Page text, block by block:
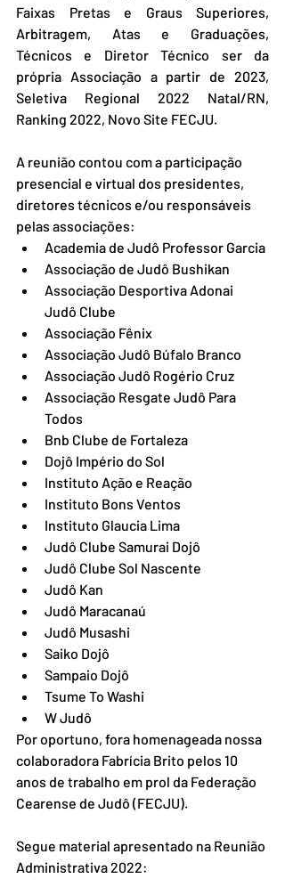
Faixas Pretas e Graus Superiores,
Arbitragem, Atas e Graduações,
Técnicos e Diretor Técnico ser da
própria Associação a partir de 2023,
Seletiva Regional 2022 Natal/RN,
Ranking 2022, Novo Site FECJU.
A reunião contou com a participação
presencial e virtual dos presidentes,
diretores técnicos e/ou responsáveis
pelas associações:
Academia de Judô Professor Garcia
Associação de Judô Bushikan
Associação Desportiva Adonai
Judô Clube
Associação Fênix
Associação Judô Búfalo Branco
Associação Judô Rogério Cruz
Associação Resgate Judô Para
Todos
Bnb Clube de Fortaleza
Dojô Império do Sol
Instituto Ação e Reação
Instituto Bons Ventos
Instituto Glaucia Lima
Judô Clube Samurai Dojô
Judô Clube Sol Nascente
Judô Kan
Judô Maracanaú
Judô Musashi
Saiko Dojô
Sampaio Dojô
Tsume To Washi
W Judô
Por oportuno, fora homenageada nossa
colaboradora Fabrícia Brito pelos 10
anos de trabalho em prol da Federação
Cearense de Judô (FECJU).
Segue material apresentado na Reunião
Administrativa 2022: